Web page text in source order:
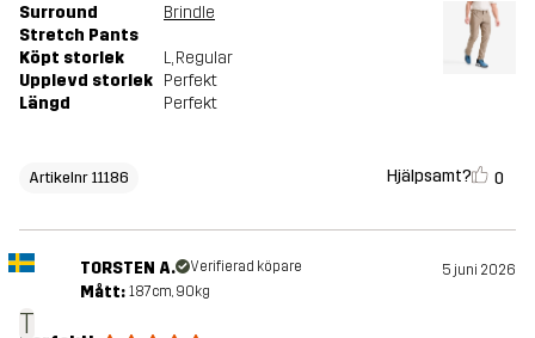
Surround
Stretch Pants
Brindle
Köpt storlek L, Regular
Upplevd storlek Perfekt
Längd
Perfekt
Artikelnr 11186 Hjälpsamt? 0
T
TORSTEN A. Verifierad köpare 5 juni 2026
Mått: 187cm, 90kg